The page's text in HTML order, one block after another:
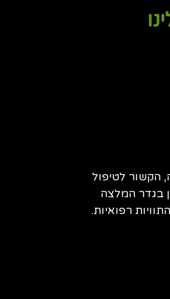
הקשור לטיפול
בגדר המלצה
רפואיות.